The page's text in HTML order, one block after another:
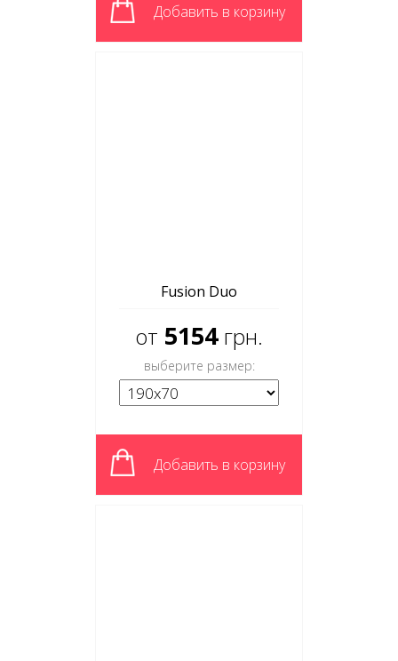
Добавить в корзину
Fusion Duo
от 5154 грн.
выберите размер:
Добавить в корзину